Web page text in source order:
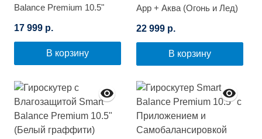
Balance Premium 10.5"
17 999 р.
В корзину
App + Аква (Огонь и Лед)
22 999 р.
В корзину